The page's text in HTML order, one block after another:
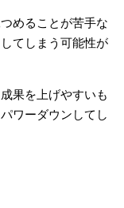
めることが苦手な
てしまう可能性が
果を上げやすいも
ワーダウンしてし